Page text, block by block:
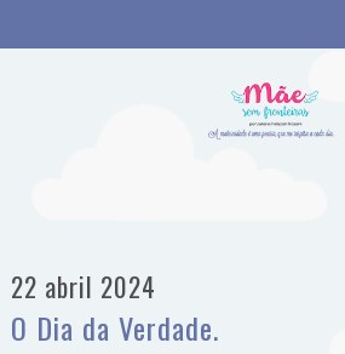
22 abril 2024
O Dia da Verdade.